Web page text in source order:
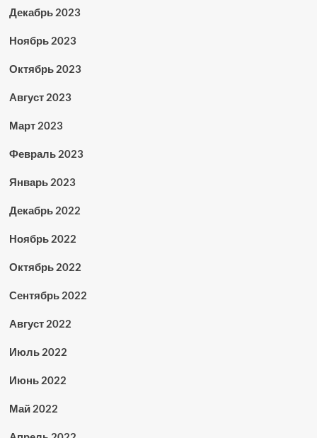
Декабрь 2023
Ноябрь 2023
Октябрь 2023
Август 2023
Март 2023
Февраль 2023
Январь 2023
Декабрь 2022
Ноябрь 2022
Октябрь 2022
Сентябрь 2022
Август 2022
Июль 2022
Июнь 2022
Май 2022